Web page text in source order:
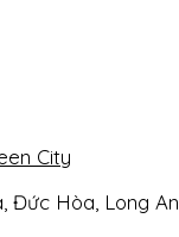
City
Đức Hòa, Long An